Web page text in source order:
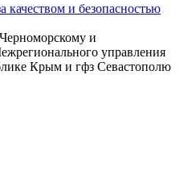
качеством и безопасностью
и
управления
Крым и гфз Севастополю